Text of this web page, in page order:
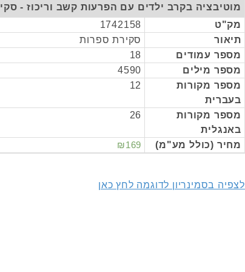
מוטיבציה בקרב ילדים עם הפרעות קשב וריכוז -
מק"ט
1742158
תיאור
סקירת ספרות
מספר עמודים
18
מספר מילים
4590
מספר מקורות
בעברית
12
מספר מקורות
באנגלית
26
מחיר (כולל מע"מ) ₪169
לצפיה בסמינריון לדוגמה לחץ כאן